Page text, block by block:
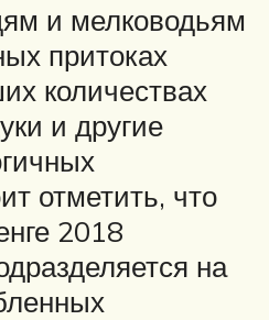
и мелководьям
притоках
количествах
и другие
отметить, что
2018
на